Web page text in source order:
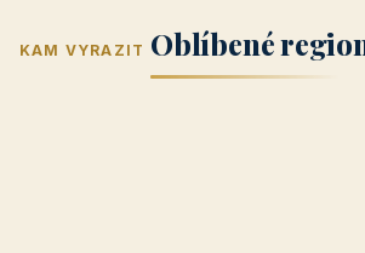
KAM VYRAZIT Oblíbené
(Jihomoravský
kraj)
Zlínský kraj
Karlovarský